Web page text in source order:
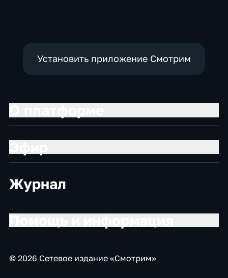
Установить приложение Смотрим
Журнал
© 2026 Сетевое издание «Смотрим»